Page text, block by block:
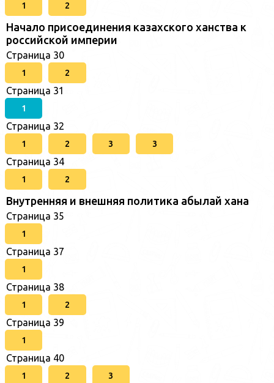
1 2
Начало присоединения казахского ханства к
российской империи
Страница 30
1 2
Страница 31
1
Страница 32
1 2 3 3
Страница 34
1 2
Внутренняя и внешняя политика абылай хана
Страница 35
1
Страница 37
1
Страница 38
1 2
Страница 39
1
Страница 40
1 2 3